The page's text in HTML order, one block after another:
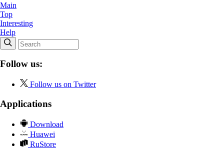
Main
Top
Interesting
Help
Follow us:
Follow us on Twitter
Applications
Download
Huawei
RuStore